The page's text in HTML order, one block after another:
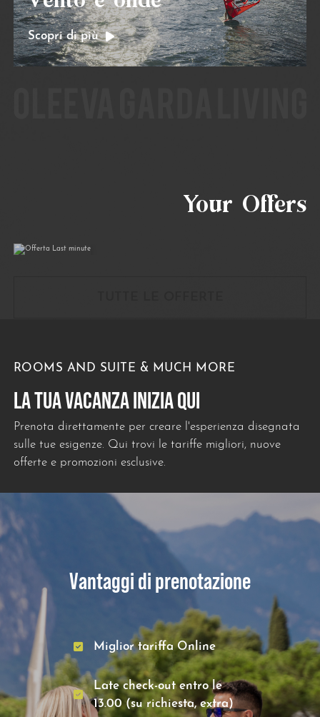
Scopri di più
Your Offers
ROOMS AND SUITE & MUCH MORE
LA TUA VACANZA INIZIA QUI
Prenota direttamente per creare l'esperienza disegnata
sulle tue esigenze. Qui trovi le tariffe migliori, nuove
offerte e promozioni esclusive.
Vantaggi di prenotazione
Miglior tariffa Online
Late check-out entro le
13.00 (su richiesta, extra)